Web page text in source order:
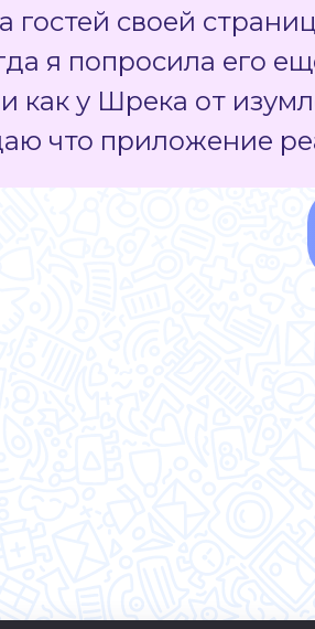
гостей своей
я попросила его
как у Шрека от
что приложение